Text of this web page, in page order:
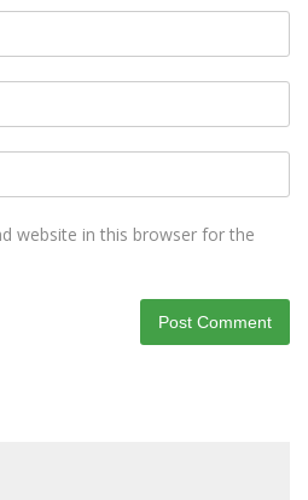
website in this browser for the